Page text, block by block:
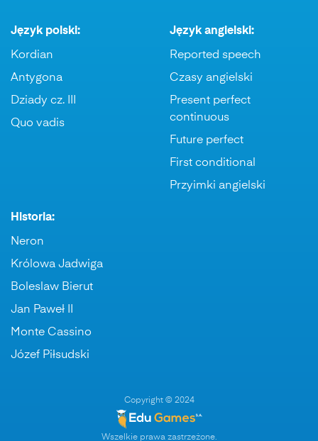
Język polski:
Kordian
Antygona
Dziady cz. III
Quo vadis
Język angielski:
Reported speech
Czasy angielski
Present perfect
continuous
Future perfect
First conditional
Przyimki angielski
Historia:
Neron
Królowa Jadwiga
Boleslaw Bierut
Jan Paweł II
Monte Cassino
Józef Piłsudski
Copyright © 2024
Wszelkie prawa zastrzeżone.